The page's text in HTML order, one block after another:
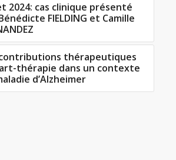
2024: cas clinique présenté
FIELDING et Camille
thérapeutiques
thérapie dans un contexte
d’Alzheimer